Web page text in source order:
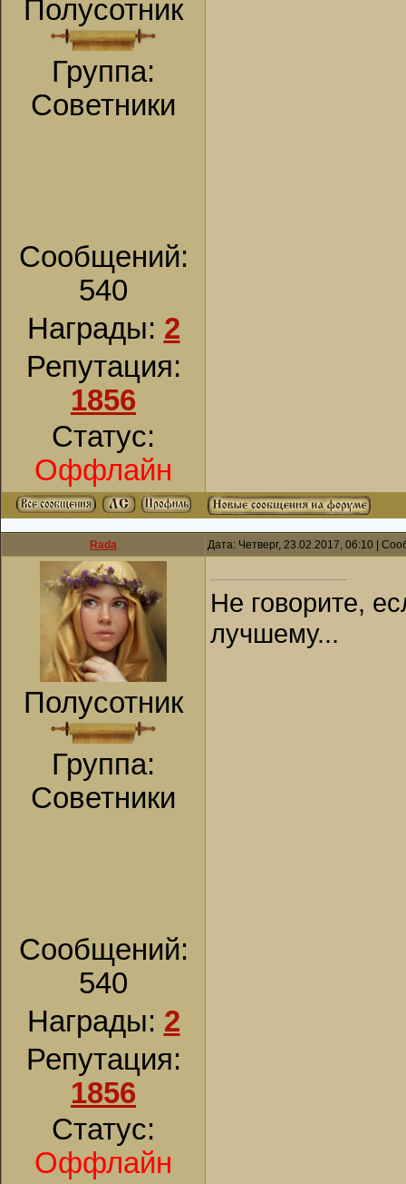
Полусотник
Группа:
Советники
Сообщений:
540
Награды: 2
Репутация:
1856
Статус:
Оффлайн
Rada Дата: Четверг, 23.02.2017, 06:10 |
Полусотник
Группа:
Советники
Сообщений:
540
Награды: 2
Репутация:
1856
Статус:
Оффлайн
Не говорите,
лучшему...